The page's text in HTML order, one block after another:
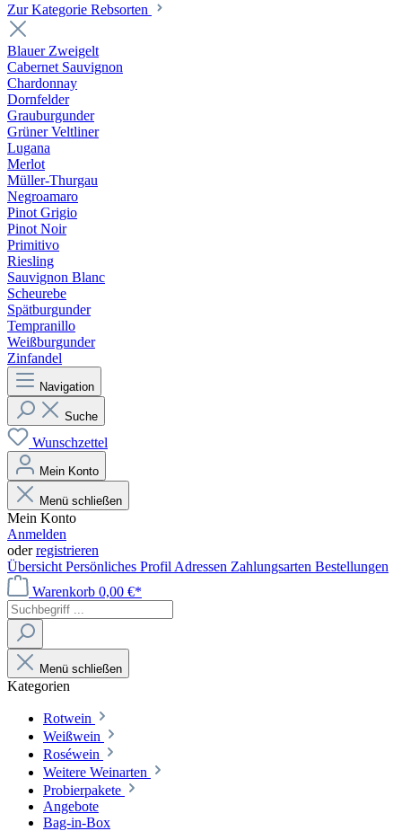
Zur Kategorie Rebsorten
Blauer Zweigelt
Cabernet Sauvignon
Chardonnay
Dornfelder
Grauburgunder
Grüner Veltliner
Lugana
Merlot
Müller-Thurgau
Negroamaro
Pinot Grigio
Pinot Noir
Primitivo
Riesling
Sauvignon Blanc
Scheurebe
Spätburgunder
Tempranillo
Weißburgunder
Zinfandel
Navigation
Suche
Wunschzettel
Mein Konto
Menü schließen
Mein Konto
Anmelden
oderregistrieren
Übersicht Persönliches Profil Adressen Zahlungsarten Bestellungen
Warenkorb 0,00 €*
Menü schließen
Kategorien
Rotwein
Weißwein
Roséwein
Weitere Weinarten
Probierpakete
Angebote
Bag-in-Box